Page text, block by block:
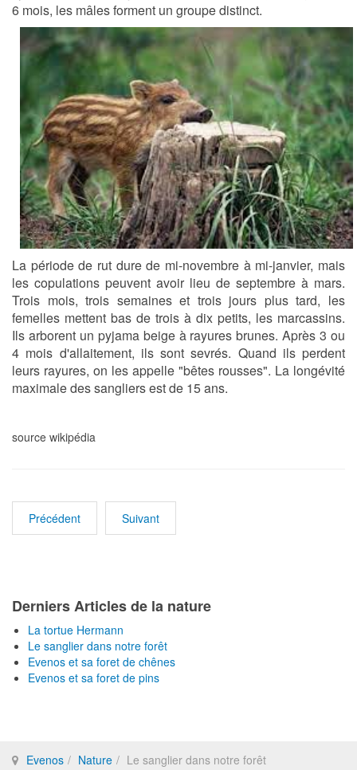
6 mois, les mâles forment un groupe distinct.
La période de rut dure de mi-novembre à mi-janvier, mais
les copulations peuvent avoir lieu de septembre à mars.
Trois mois, trois semaines et trois jours plus tard, les
femelles mettent bas de trois à dix petits, les marcassins.
Ils arborent un pyjama beige à rayures brunes. Après 3 ou
4 mois d'allaitement, ils sont sevrés. Quand ils perdent
leurs rayures, on les appelle "bêtes rousses". La longévité
maximale des sangliers est de 15 ans.
source wikipédia
Précédent Suivant
Derniers Articles de la nature
La tortue Hermann
Le sanglier dans notre forêt
Evenos et sa foret de chênes
Evenos et sa foret de pins
Evenos Nature Le sanglier dans notre forêt